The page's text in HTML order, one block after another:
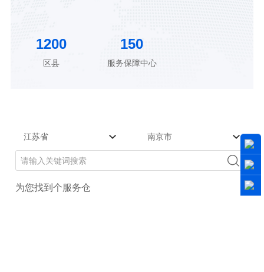
1200
区县
150
服务保障中心
为您找到个服务仓